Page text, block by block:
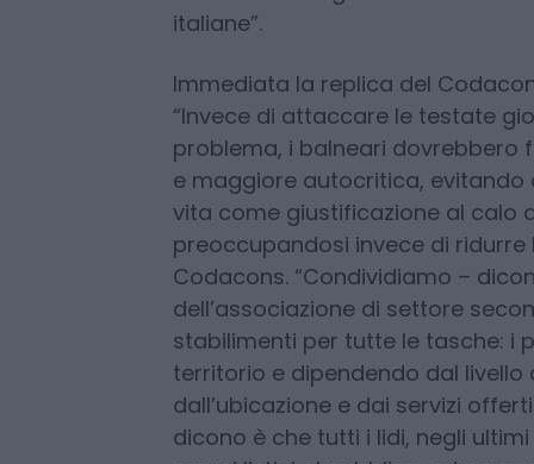
modulando la spesa in base alle
ricercare nella grave crisi
italiane”.
Immediata la replica del
“Invece di attaccare le testate
problema, i balneari dovrebbero
e maggiore autocritica, evitando
vita come giustificazione al calo
preoccupandosi invece di
Codacons. “Condividiamo –
dell’associazione di settore
stabilimenti per tutte le tasche: i